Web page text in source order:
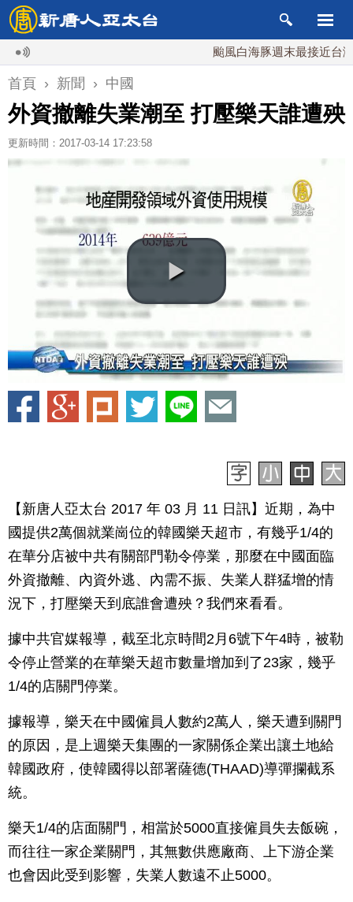
颱風白海豚週末最接近台灣 最快
首頁 › 新聞 › 中國
外資撤離失業潮至 打壓樂天誰遭殃
更新時間：2017-03-14 17:23:58
【新唐人亞太台 2017 年 03 月 11 日訊】近期，為中
國提供2萬個就業崗位的韓國樂天超市，有幾乎1/4的
在華分店被中共有關部門勒令停業，那麼在中國面臨
外資撤離、內資外逃、內需不振、失業人群猛增的情
況下，打壓樂天到底誰會遭殃？我們來看看。
據中共官媒報導，截至北京時間2月6號下午4時，被勒
令停止營業的在華樂天超市數量增加到了23家，幾乎
1/4的店關門停業。
據報導，樂天在中國僱員人數約2萬人，樂天遭到關門
的原因，是上週樂天集團的一家關係企業出讓土地給
韓國政府，使韓國得以部署薩德(THAAD)導彈攔截系
統。
樂天1/4的店面關門，相當於5000直接僱員失去飯碗，
而往往一家企業關門，其無數供應廠商、上下游企業
也會因此受到影響，失業人數遠不止5000。